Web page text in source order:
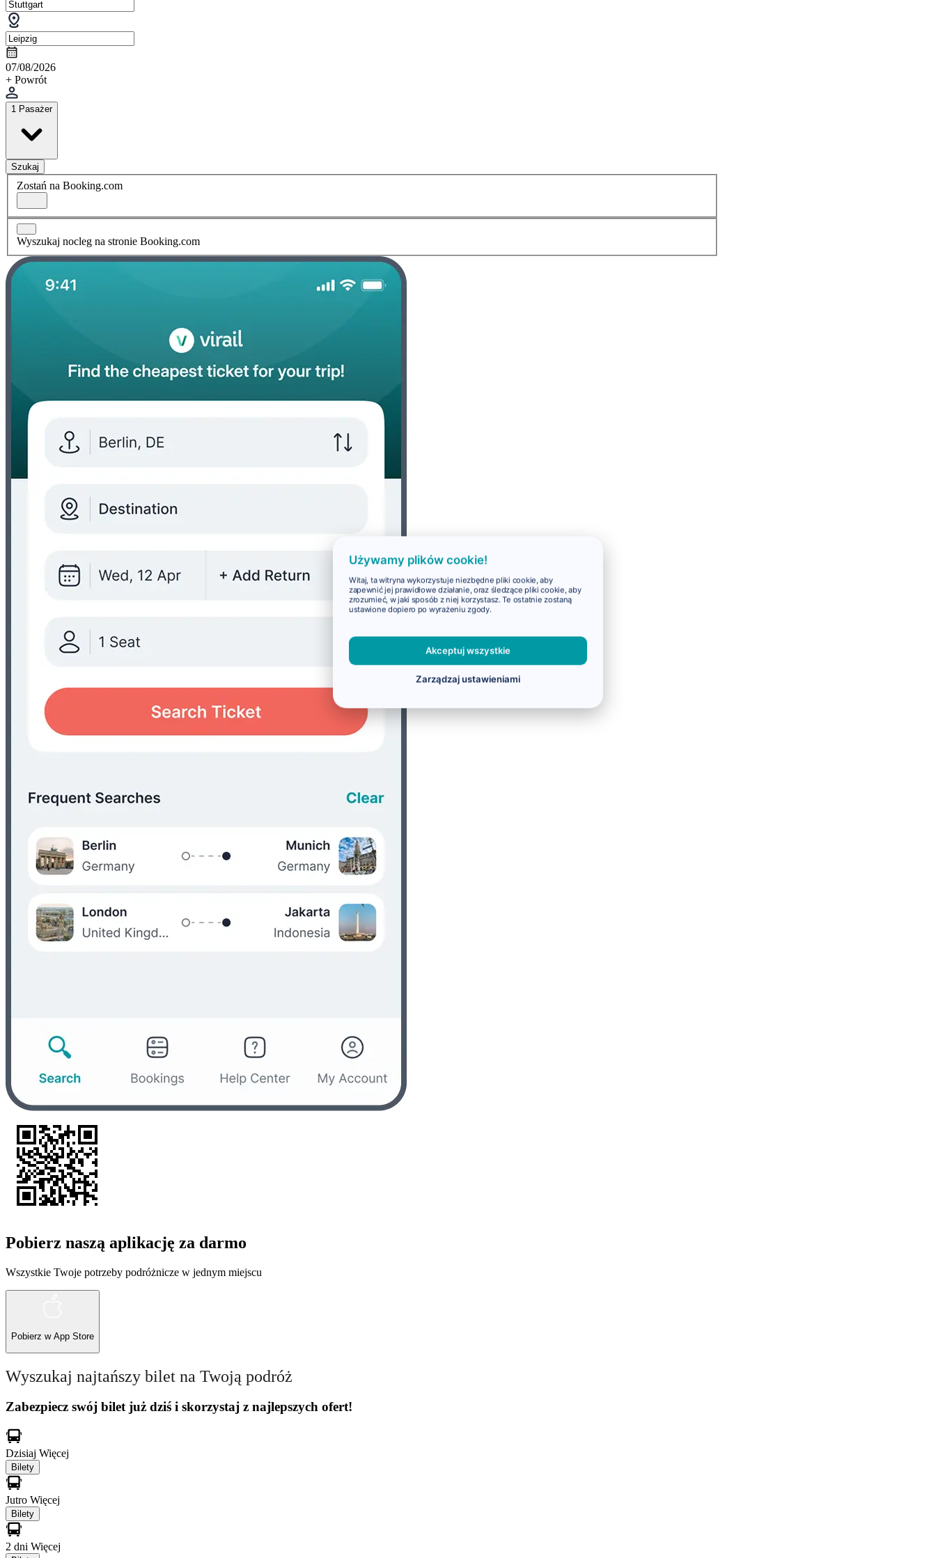
07/08/2026
+ Powrót
1 Pasażer
Szukaj
Zostań na Booking.com
Wyszukaj nocleg na stronie Booking.com
Pobierz naszą aplikację za darmo
Wszystkie Twoje potrzeby podróżnicze w jednym miejscu
Pobierz w App Store
Wyszukaj najtańszy bilet na Twoją podróż
Zabezpiecz swój bilet już dziś i skorzystaj z najlepszych ofert!
Dzisiaj Więcej
Bilety
Jutro Więcej
Bilety
2 dni Więcej
Używamy plików cookie!
Witaj, ta witryna wykorzystuje niezbędne pliki cookie, aby
zapewnić jej prawidłowe działanie, oraz śledzące pliki cookie, aby
zrozumieć, w jaki sposób z niej korzystasz. Te ostatnie zostaną
ustawione dopiero po wyrażeniu zgody.
Akceptuj wszystkie
Zarządzaj ustawieniami